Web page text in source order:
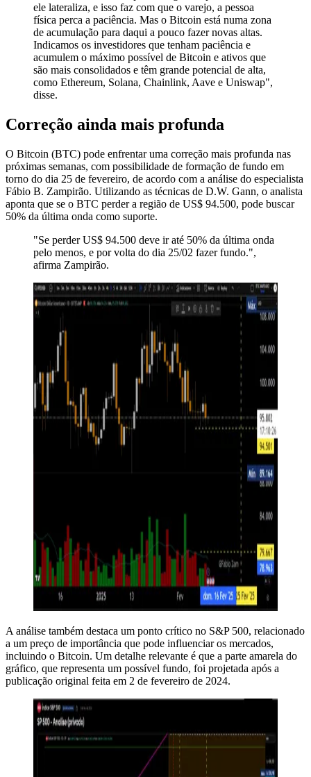
ele lateraliza, e isso faz com que o varejo, a pessoa
física perca a paciência. Mas o Bitcoin está numa zona
de acumulação para daqui a pouco fazer novas altas.
Indicamos os investidores que tenham paciência e
acumulem o máximo possível de Bitcoin e ativos que
são mais consolidados e têm grande potencial de alta,
como Ethereum, Solana, Chainlink, Aave e Uniswap",
disse.
Correção ainda mais profunda
O Bitcoin (BTC) pode enfrentar uma correção mais profunda nas
próximas semanas, com possibilidade de formação de fundo em
torno do dia 25 de fevereiro, de acordo com a análise do especialista
Fábio B. Zampirão. Utilizando as técnicas de D.W. Gann, o analista
aponta que se o BTC perder a região de US$ 94.500, pode buscar
50% da última onda como suporte.
"Se perder US$ 94.500 deve ir até 50% da última onda
pelo menos, e por volta do dia 25/02 fazer fundo.",
afirma Zampirão.
A análise também destaca um ponto crítico no S&P 500, relacionado
a um preço de importância que pode influenciar os mercados,
incluindo o Bitcoin. Um detalhe relevante é que a parte amarela do
gráfico, que representa um possível fundo, foi projetada após a
publicação original feita em 2 de fevereiro de 2024.